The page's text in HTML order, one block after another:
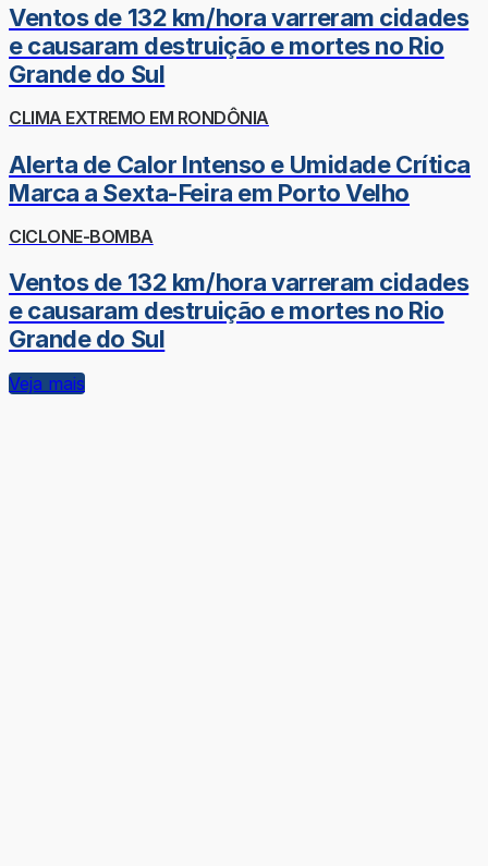
Ventos de 132 km/hora varreram cidades
e causaram destruição e mortes no Rio
Grande do Sul
CLIMA EXTREMO EM RONDÔNIA
Alerta de Calor Intenso e Umidade Crítica
Marca a Sexta-Feira em Porto Velho
CICLONE-BOMBA
Ventos de 132 km/hora varreram cidades
e causaram destruição e mortes no Rio
Grande do Sul
Veja mais